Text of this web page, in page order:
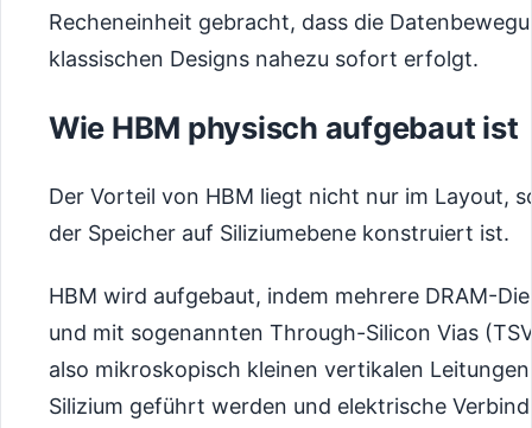
Recheneinheit gebracht, dass die
klassischen Designs nahezu sofort erfolgt.
Wie HBM physisch aufgebaut ist
Der Vorteil von HBM liegt nicht nur im Layout,
der Speicher auf Siliziumebene konstruiert ist.
HBM wird aufgebaut, indem mehrere DRAM-
und mit sogenannten Through-Silicon Vias
also mikroskopisch kleinen vertikalen
Silizium geführt werden und elektrische